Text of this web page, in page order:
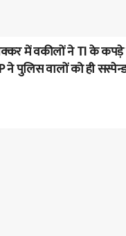
में वकीलों ने TI के
ने पुलिस वालों को ही